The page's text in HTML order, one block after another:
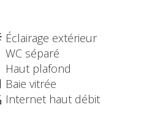
Éclairage extérieur
WC séparé
Haut plafond
Baie vitrée
Internet haut débit